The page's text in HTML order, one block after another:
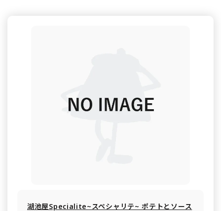
湖池屋Specialite~スペシャリテ~ ポテトとソース